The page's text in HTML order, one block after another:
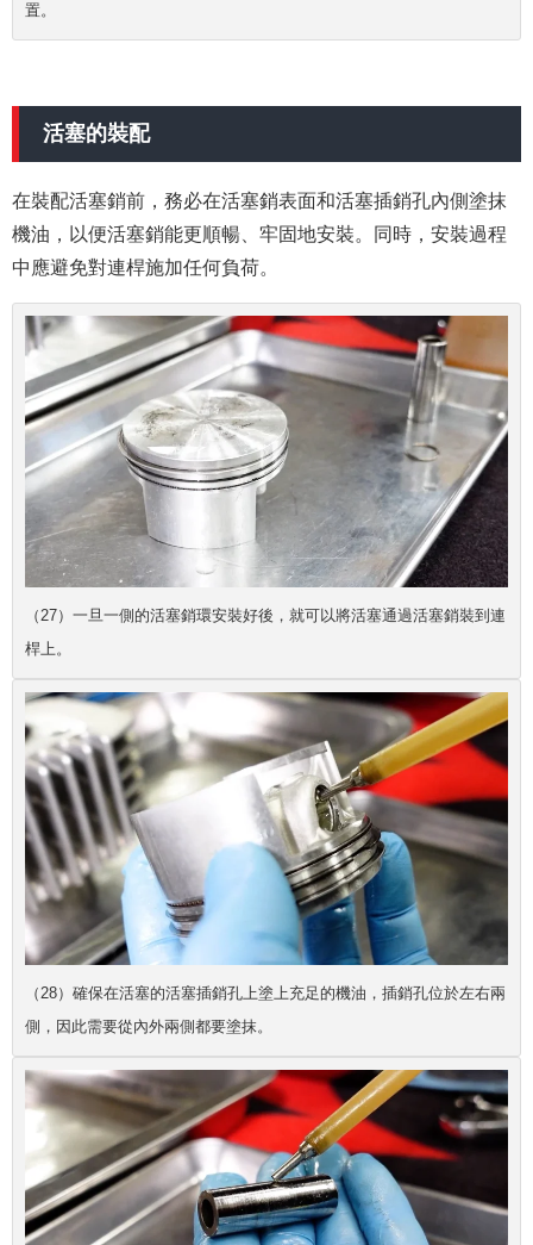
置。
活塞的裝配
在裝配活塞銷前，務必在活塞銷表面和活塞插銷孔內側塗抹
機油，以便活塞銷能更順暢、牢固地安裝。同時，安裝過程
中應避免對連桿施加任何負荷。
（27）一旦一側的活塞銷環安裝好後，就可以將活塞通過活塞銷裝到連
桿上。
（28）確保在活塞的活塞插銷孔上塗上充足的機油，插銷孔位於左右兩
側，因此需要從內外兩側都要塗抹。